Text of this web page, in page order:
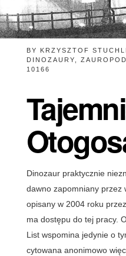
BY KRZYSZTOF
DINOZAURY
10166
Dinozaur praktycznie
dawno zapomniany przez
opisany w 2004 roku
ma dostępu do tej pracy.
List wspomina jedynie o
cytowana anonimowo